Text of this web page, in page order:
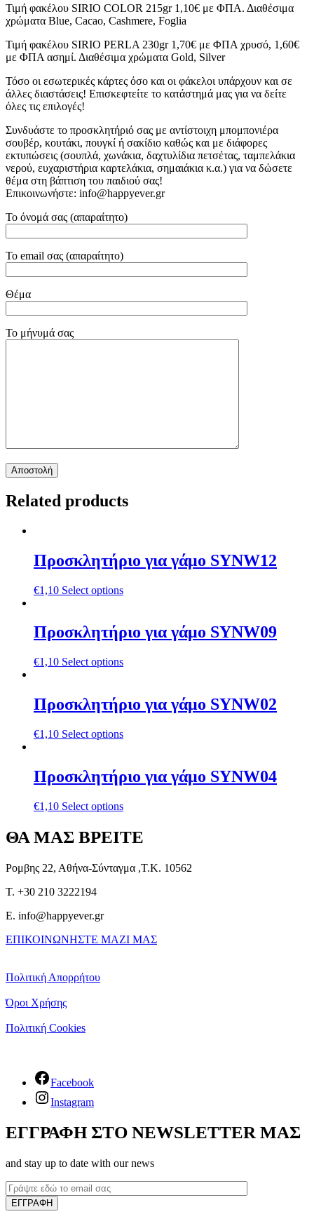
Τιμή φακέλου SIRIO COLOR 215gr 1,10€ με ΦΠΑ. Διαθέσιμα
χρώματα Blue, Cacao, Cashmere, Foglia
Τιμή φακέλου SIRIO PERLA 230gr 1,70€ με ΦΠΑ χρυσό, 1,60€
με ΦΠΑ ασημί. Διαθέσιμα χρώματα Gold, Silver
Τόσο οι εσωτερικές κάρτες όσο και οι φάκελοι υπάρχουν και σε
άλλες διαστάσεις! Επισκεφτείτε το κατάστημά μας για να δείτε
όλες τις επιλογές!
Συνδυάστε το προσκλητήριό σας με αντίστοιχη μπομπονιέρα
σουβέρ, κουτάκι, πουγκί ή σακίδιο καθώς και με διάφορες
εκτυπώσεις (σουπλά, χωνάκια, δαχτυλίδια πετσέτας, ταμπελάκια
νερού, ευχαριστήρια καρτελάκια, σημαιάκια κ.α.) για να δώσετε
θέμα στη βάπτιση του παιδιού σας!
Επικοινωνήστε: info@happyever.gr
Το όνομά σας (απαραίτητο)
Το email σας (απαραίτητο)
Θέμα
Το μήνυμά σας
Related products
Προσκλητήριο για γάμο SYNW12
€1,10 Select options
Προσκλητήριο για γάμο SYNW09
€1,10 Select options
Προσκλητήριο για γάμο SYNW02
€1,10 Select options
Προσκλητήριο για γάμο SYNW04
€1,10 Select options
ΘΑ ΜΑΣ ΒΡΕΙΤΕ
Ρομβης 22, Αθήνα-Σύνταγμα ,Τ.Κ. 10562
T. +30 210 3222194
E. info@happyever.gr
ΕΠΙΚΟΙΝΩΝΗΣΤΕ ΜΑΖΙ ΜΑΣ
Πολιτική Απορρήτου
Όροι Χρήσης
Πολιτική Cookies
Facebook
Instagram
ΕΓΓΡΑΦΗ ΣΤΟ NEWSLETTER ΜΑΣ
and stay up to date with our news